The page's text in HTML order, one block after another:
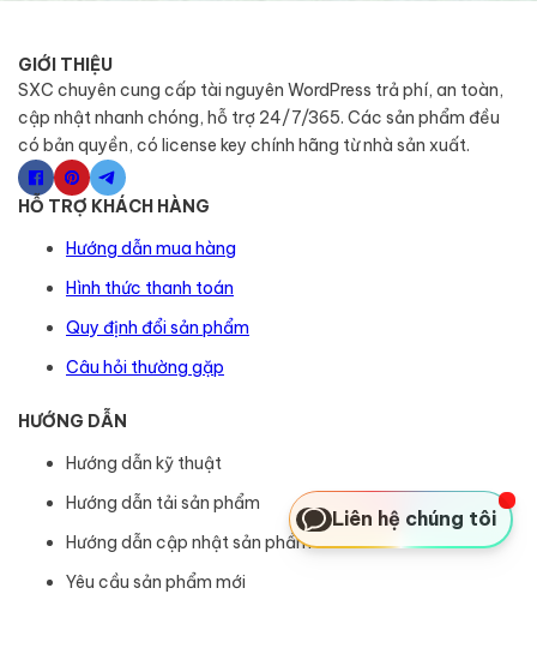
GIỚI THIỆU
SXC chuyên cung cấp tài nguyên WordPress trả phí, an toàn,
cập nhật nhanh chóng, hỗ trợ 24/7/365. Các sản phẩm đều
có bản quyền, có license key chính hãng từ nhà sản xuất.
HỖ TRỢ KHÁCH HÀNG
Hướng dẫn mua hàng
Hình thức thanh toán
Quy định đổi sản phẩm
Câu hỏi thường gặp
HƯỚNG DẪN
Hướng dẫn kỹ thuật
Hướng dẫn tải sản phẩm
Hướng dẫn cập nhật sản phẩm
Yêu cầu sản phẩm mới
Liên hệ chúng tôi